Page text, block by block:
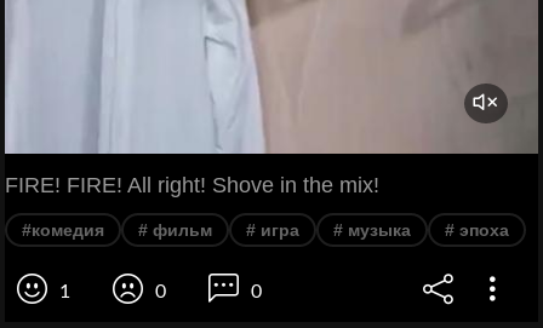
FIRE! FIRE! All right! Shove in the mix!
#комедия # фильм # игра # музыка # эпоха
1 0 0